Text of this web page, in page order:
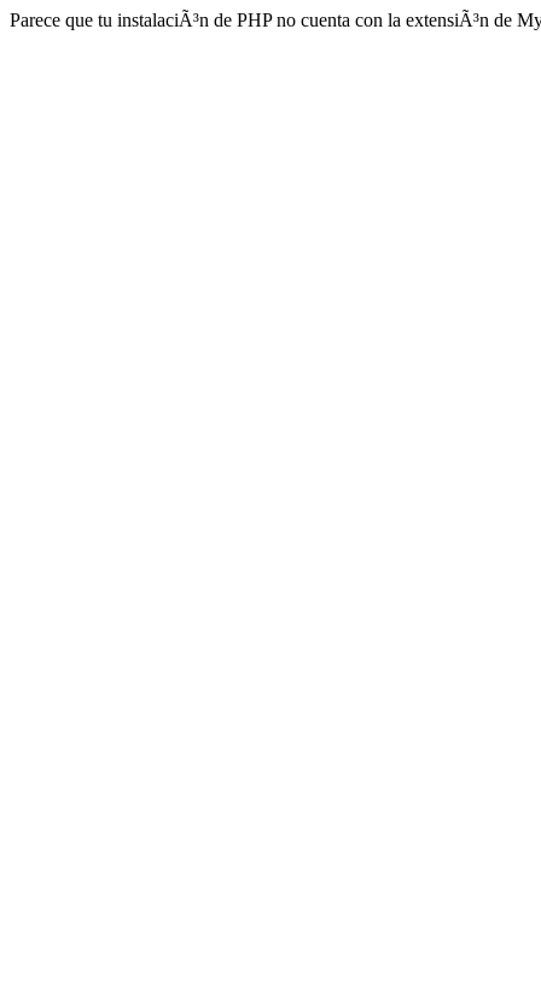
Parece que tu instalaciÃ³n de PHP no cuenta con la extensiÃ³n de